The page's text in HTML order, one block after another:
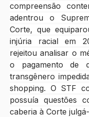
compreensão
adentrou o
Corte, que
injúria racial em
rejeitou analisar o
o pagamento de
transgênero
shopping. O STF
possuía questões
caberia à Corte